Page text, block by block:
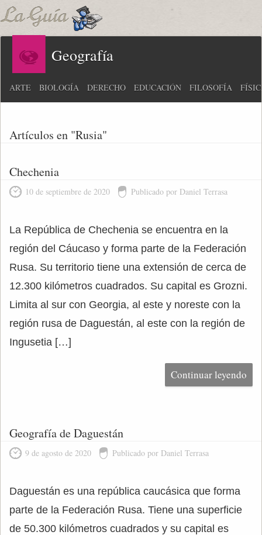
Geografía
ARTE BIOLOGÍA DERECHO EDUCACIÓN FILOSOFÍA
Artículos en "Rusia"
Chechenia
10 de septiembre de 2020 Publicado por Daniel Terrasa
La República de Chechenia se encuentra en la
región del Cáucaso y forma parte de la Federación
Rusa. Su territorio tiene una extensión de cerca de
12.300 kilómetros cuadrados. Su capital es Grozni.
Limita al sur con Georgia, al este y noreste con la
región rusa de Daguestán, al este con la región de
Ingusetia […]
Continuar leyendo
Geografía de Daguestán
9 de agosto de 2020 Publicado por Daniel Terrasa
Daguestán es una república caucásica que forma
parte de la Federación Rusa. Tiene una superficie
de 50.300 kilómetros cuadrados y su capital es